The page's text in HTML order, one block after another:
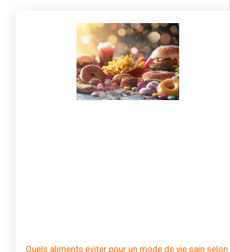
Quels aliments éviter pour un mode de vie sain selon